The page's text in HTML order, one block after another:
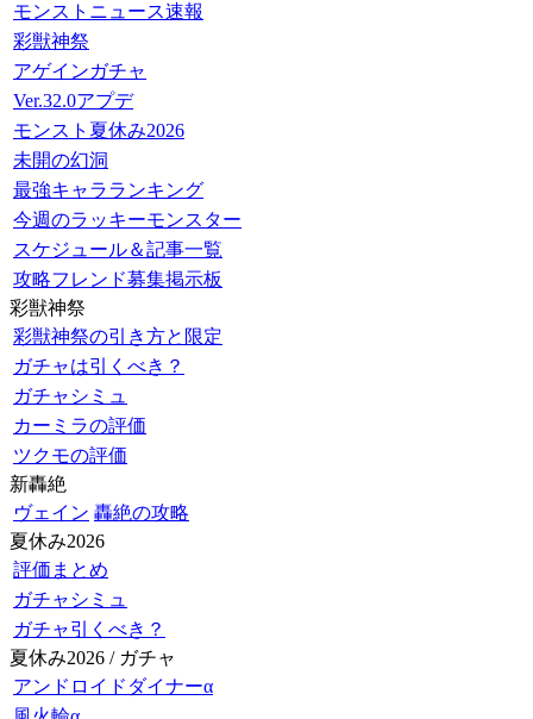
モンストニュース速報
彩獣神祭
アゲインガチャ
Ver.32.0アプデ
モンスト夏休み2026
未開の幻洞
最強キャラランキング
今週のラッキーモンスター
スケジュール＆記事一覧
攻略フレンド募集掲示板
彩獣神祭
彩獣神祭の引き方と限定
ガチャは引くべき？
ガチャシミュ
カーミラの評価
ツクモの評価
新轟絶
ヴェイン 轟絶の攻略
夏休み2026
評価まとめ
ガチャシミュ
ガチャ引くべき？
夏休み2026 / ガチャ
アンドロイドダイナーα